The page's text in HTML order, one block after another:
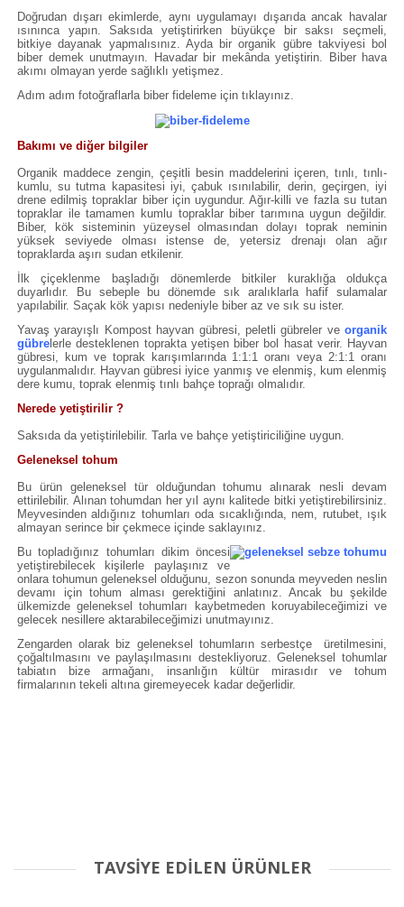
Doğrudan dışarı ekimlerde, aynı uygulamayı dışarıda ancak havalar
ısınınca yapın. Saksıda yetiştirirken büyükçe bir saksı seçmeli,
bitkiye dayanak yapmalısınız. Ayda bir organik gübre takviyesi bol
biber demek unutmayın. Havadar bir mekânda yetiştirin. Biber hava
akımı olmayan yerde sağlıklı yetişmez.
Adım adım fotoğraflarla biber fideleme için tıklayınız.
Bakımı ve diğer bilgiler
Organik maddece zengin, çeşitli besin maddelerini içeren, tınlı, tınlı-
kumlu, su tutma kapasitesi iyi, çabuk ısınılabilir, derin, geçirgen, iyi
drene edilmiş topraklar biber için uygundur. Ağır-killi ve fazla su tutan
topraklar ile tamamen kumlu topraklar biber tarımına uygun değildir.
Biber, kök sisteminin yüzeysel olmasından dolayı toprak neminin
yüksek seviyede olması istense de, yetersiz drenajı olan ağır
topraklarda aşırı sudan etkilenir.
İlk çiçeklenme başladığı dönemlerde bitkiler kuraklığa oldukça
duyarlıdır. Bu sebeple bu dönemde sık aralıklarla hafif sulamalar
yapılabilir. Saçak kök yapısı nedeniyle biber az ve sık su ister.
Yavaş yarayışlı Kompost hayvan gübresi, peletli gübreler ve organik
gübrelerle desteklenen toprakta yetişen biber bol hasat verir. Hayvan
gübresi, kum ve toprak karışımlarında 1:1:1 oranı veya 2:1:1 oranı
uygulanmalıdır. Hayvan gübresi iyice yanmış ve elenmiş, kum elenmiş
dere kumu, toprak elenmiş tınlı bahçe toprağı olmalıdır.
Nerede yetiştirilir ?
Saksıda da yetiştirilebilir. Tarla ve bahçe yetiştiriciliğine uygun.
Geleneksel tohum
Bu ürün geleneksel tür olduğundan tohumu alınarak nesli devam
ettirilebilir. Alınan tohumdan her yıl aynı kalitede bitki yetiştirebilirsiniz.
Meyvesinden aldığınız tohumları oda sıcaklığında, nem, rutubet, ışık
almayan serince bir çekmece içinde saklayınız.
Bu topladığınız tohumları dikim öncesi
yetiştirebilecek kişilerle paylaşınız ve
onlara tohumun geleneksel olduğunu, sezon sonunda meyveden neslin
devamı için tohum alması gerektiğini anlatınız. Ancak bu şekilde
ülkemizde geleneksel tohumları kaybetmeden koruyabileceğimizi ve
gelecek nesillere aktarabileceğimizi unutmayınız.
Zengarden olarak biz geleneksel tohumların serbestçe üretilmesini,
çoğaltılmasını ve paylaşılmasını destekliyoruz. Geleneksel tohumlar
tabiatın bize armağanı, insanlığın kültür mirasıdır ve tohum
firmalarının tekeli altına giremeyecek kadar değerlidir.
Bu ürüne ilk yorumu siz yapın!
TAVSİYE EDİLEN ÜRÜNLER